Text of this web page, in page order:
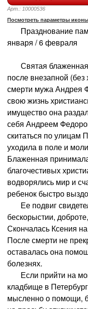
Арт.: 10000536
Посмотреть параметры
Празднование
января / 6 февраля
Святая блаженная
после внезапной (без
смерти мужа Андрея
свою жизнь
имущество она
себя Андреем
скитаться по улицам
уходила в поле и
Блаженная
благочестивых
водворялись мир и
ребенок быстро
Ее подвиг
бескорыстии,
Скончалась Ксения
После смерти не
оставалась она
болезнях.
Если прийти на
кладбище в
мысленно о помощи,